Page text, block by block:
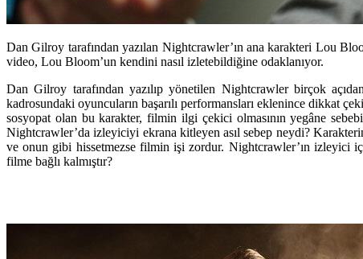
Dan Gilroy tarafından yazılan Nightcrawler’ın ana karakteri Lou
video, Lou Bloom’un kendini nasıl izletebildiğine odaklanıyor.
Dan Gilroy tarafından yazılıp yönetilen Nightcrawlerbirçok
kadrosundaki oyuncuların başarılı performansları eklenince dikkat
sosyopat olan bu karakter, filmin ilgi çekici olmasının yegâne
Nightcrawler’da izleyiciyi ekrana kitleyen asıl sebep neydi?
ve onun gibi hissetmezse filmin işi zordur. Nightcrawler’ın izleyici
filme bağlı kalmıştır?